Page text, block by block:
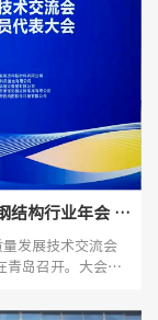
结构行业年会 擘
发展技术交流会
青岛召开。大会
青年杰出人才、优